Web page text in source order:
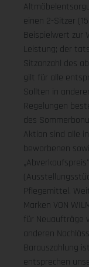
einen 2-Sitzer
Beispielwert zur
Leistung; der
Sitzanzahl des
gilt für alle
Sollten in
Regelungen
des
Aktion sind alle
beworbenen
Pflegemittel.
Marken VON
für Neuaufträge
anderen
Barauszahlung
entsprechen